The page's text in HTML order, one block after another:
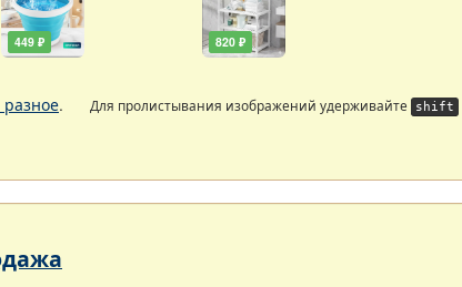
449 ₽ 820 ₽
. Для пролистывания изображений удерживайте shift